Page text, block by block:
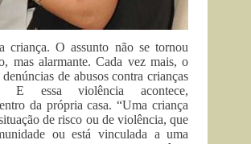
criança. O assunto não se tornou
mas alarmante. Cada vez mais, o
de abusos contra crianças
E essa violência acontece,
da própria casa. “Uma criança
de risco ou de violência, que
ou está vinculada a uma